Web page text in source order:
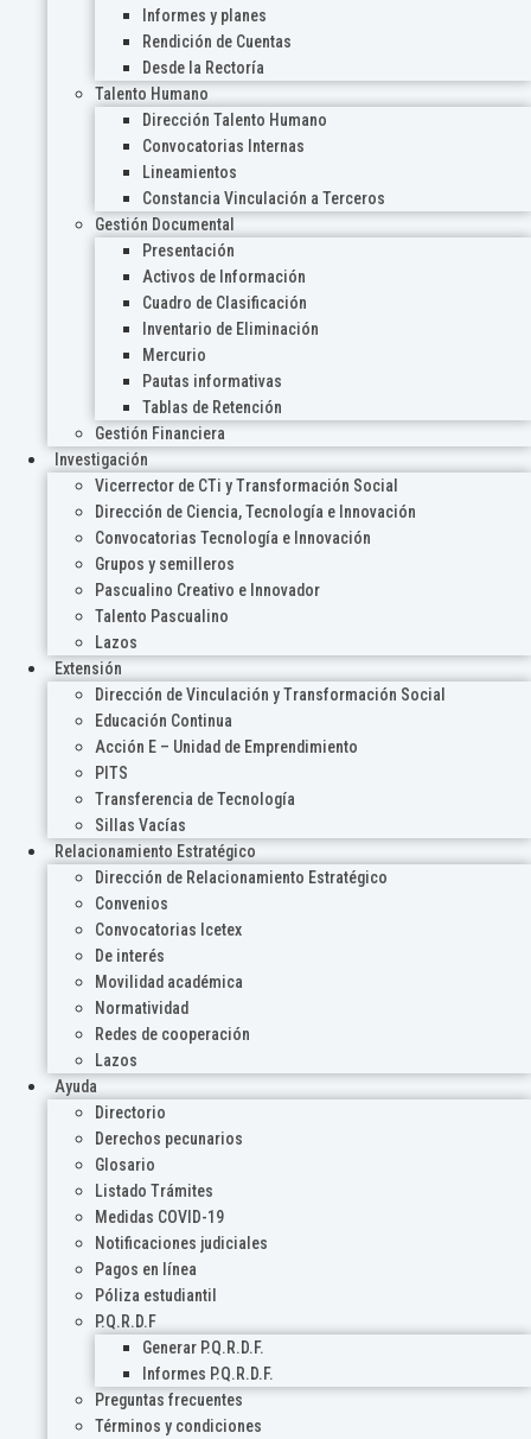
Informes y planes
Rendición de Cuentas
Desde la Rectoría
Talento Humano
Dirección Talento Humano
Convocatorias Internas
Lineamientos
Constancia Vinculación a Terceros
Gestión Documental
Presentación
Activos de Información
Cuadro de Clasificación
Inventario de Eliminación
Mercurio
Pautas informativas
Tablas de Retención
Gestión Financiera
Investigación
Vicerrector de CTi y Transformación Social
Dirección de Ciencia, Tecnología e Innovación
Convocatorias Tecnología e Innovación
Grupos y semilleros
Pascualino Creativo e Innovador
Talento Pascualino
Lazos
Extensión
Dirección de Vinculación y Transformación Social
Educación Continua
Acción E – Unidad de Emprendimiento
PITS
Transferencia de Tecnología
Sillas Vacías
Relacionamiento Estratégico
Dirección de Relacionamiento Estratégico
Convenios
Convocatorias Icetex
De interés
Movilidad académica
Normatividad
Redes de cooperación
Lazos
Ayuda
Directorio
Derechos pecunarios
Glosario
Listado Trámites
Medidas COVID-19
Notificaciones judiciales
Pagos en línea
Póliza estudiantil
P.Q.R.D.F
Generar P.Q.R.D.F.
Informes P.Q.R.D.F.
Preguntas frecuentes
Términos y condiciones